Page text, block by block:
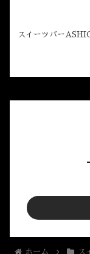
スイーツバー
ホーム ス